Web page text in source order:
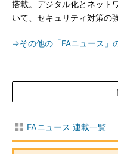
搭載。デジタル化とネット
いて、セキュリティ対策の
⇒その他の「FAニュース」
FAニュース 連載一覧